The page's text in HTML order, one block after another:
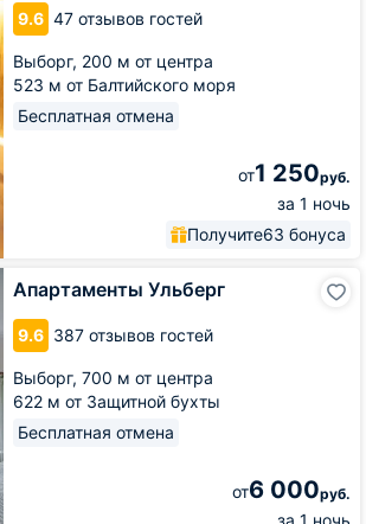
9.6 47 отзывов гостей
Выборг, 200 м от центра
523 м от Балтийского моря
Бесплатная отмена
от1 250руб.
за 1 ночь
Получите63 бонуса
Апартаменты Ульберг
9.6 387 отзывов гостей
Выборг, 700 м от центра
622 м от Защитной бухты
Бесплатная отмена
от6 000руб.
за 1 ночь